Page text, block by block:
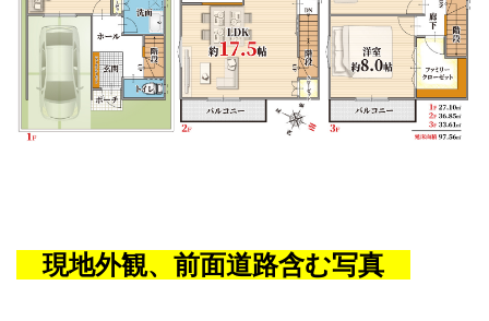
現地外観、前面道路含む写真